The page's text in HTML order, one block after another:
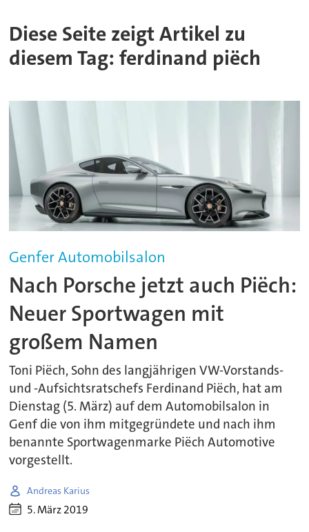
Diese Seite zeigt Artikel zu
diesem Tag: ferdinand piëch
Genfer Automobilsalon
Nach Porsche jetzt auch Piëch:
Neuer Sportwagen mit
großem Namen
Toni Piëch, Sohn des langjährigen VW-Vorstands-
und -Aufsichtsratschefs Ferdinand Piëch, hat am
Dienstag (5. März) auf dem Automobilsalon in
Genf die von ihm mitgegründete und nach ihm
benannte Sportwagenmarke Piëch Automotive
vorgestellt.
Andreas Karius
5. März 2019